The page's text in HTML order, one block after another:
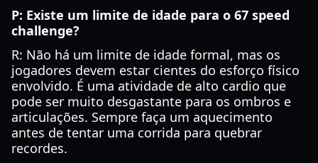
P: Existe um limite de idade para o 67 speed
challenge?
R: Não há um limite de idade formal, mas os
jogadores devem estar cientes do esforço físico
envolvido. É uma atividade de alto cardio que
pode ser muito desgastante para os ombros e
articulações. Sempre faça um aquecimento
antes de tentar uma corrida para quebrar
recordes.